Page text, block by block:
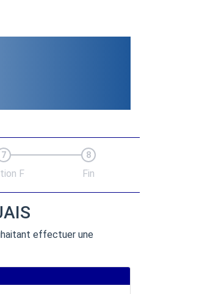
7
F
8
Fin
effectuer une